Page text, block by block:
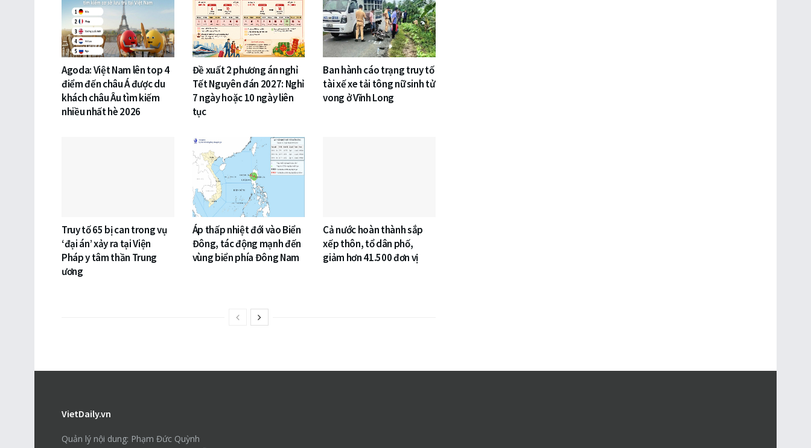
Agoda: Việt Nam lên top 4
điểm đến châu Á được du
khách châu Âu tìm kiếm
nhiều nhất hè 2026
Đề xuất 2 phương án nghỉ
Tết Nguyên đán 2027: Nghỉ
7 ngày hoặc 10 ngày liên
tục
Ban hành cáo trạng truy tố
tài xế xe tải tông nữ sinh tử
vong ở Vĩnh Long
Truy tố 65 bị can trong vụ
‘đại án’ xảy ra tại Viện
Pháp y tâm thần Trung
ương
Áp thấp nhiệt đới vào Biển
Đông, tác động mạnh đến
vùng biển phía Đông Nam
Cả nước hoàn thành sắp
xếp thôn, tổ dân phố,
giảm hơn 41.500 đơn vị
VietDaily.vn
Quản lý nội dung: Phạm Đức Quỳnh